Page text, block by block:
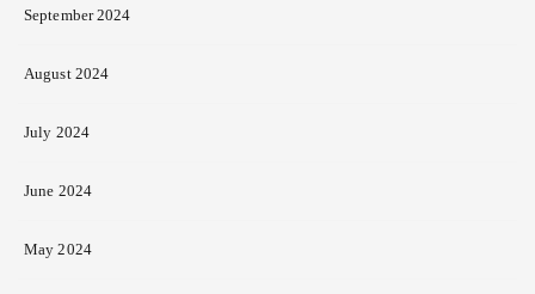
September 2024
August 2024
July 2024
June 2024
May 2024